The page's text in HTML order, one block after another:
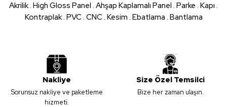
Akrilik . High Gloss Panel . Ahşap Kaplamalı Panel . Parke . Kapı .
Kontraplak . PVC . CNC . Kesim . Ebatlama . Bantlama
Nakliye
Sorunsuz nakliye ve paketleme
hizmeti.
Size Özel Temsilci
Bize her zaman ulaşın.